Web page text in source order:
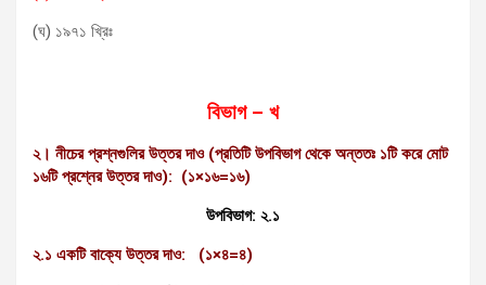
(ঘ) ১৯৭১ খ্রিঃ
বিভাগ – খ
২। নীচের প্রশ্নগুলির উত্তর দাও (প্রতিটি উপবিভাগ থেকে অন্ততঃ ১টি করে মোট
১৬টি প্রশ্নের উত্তর দাও): (১×১৬=১৬)
উপবিভাগ: ২.১
২.১ একটি বাক্যে উত্তর দাও: (১×৪=৪)